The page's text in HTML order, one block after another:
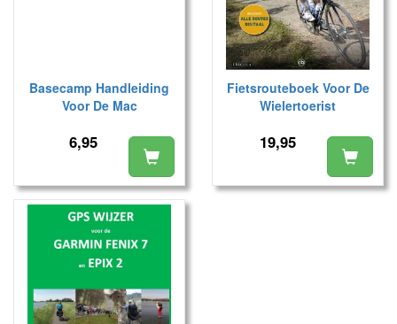
Basecamp Handleiding
Voor De Mac
6,95
Fietsrouteboek Voor De
Wielertoerist
19,95